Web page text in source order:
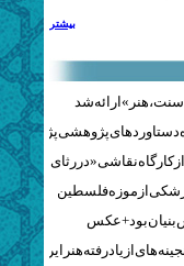
بیشتر
پژوهشی
کارگاه نقاشی «در رثای سیمرغ
از موزه فلسطین
بود + عکس
ازیادرفته هنر ایران»